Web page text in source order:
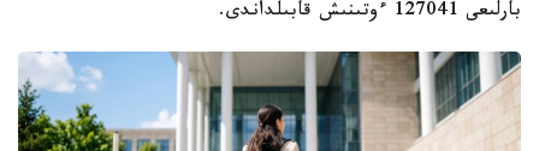
بارلىعى 127041 ءوتىنىش قابىلداندى.